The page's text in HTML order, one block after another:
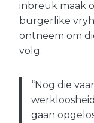
inbreuk maak
burgerlike
ontneem om
volg.
“Nog die
gaan